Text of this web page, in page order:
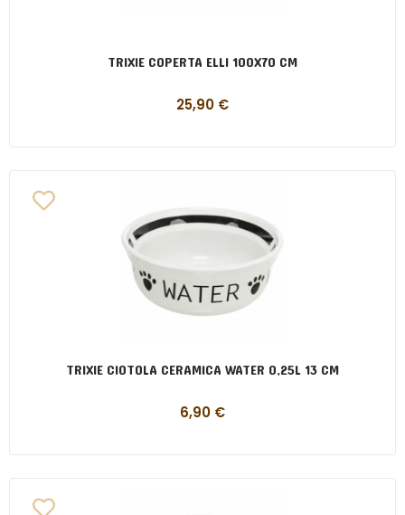
TRIXIE COPERTA ELLI 100X70 CM
25,90 €
TRIXIE CIOTOLA CERAMICA WATER 0,25L 13 CM
6,90 €